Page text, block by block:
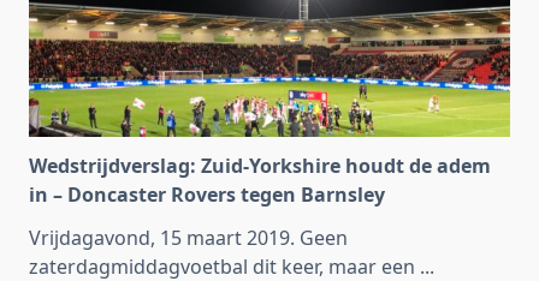
Wedstrijdverslag: Zuid-Yorkshire houdt de adem
in – Doncaster Rovers tegen Barnsley
Vrijdagavond, 15 maart 2019. Geen
zaterdagmiddagvoetbal dit keer, maar een ...